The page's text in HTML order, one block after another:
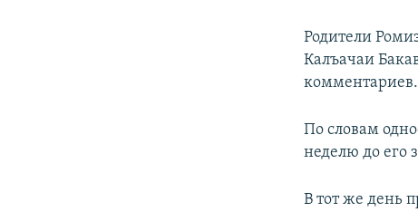
Родители
Калъачаи
комментариев.
По словам
неделю до его
В тот же день